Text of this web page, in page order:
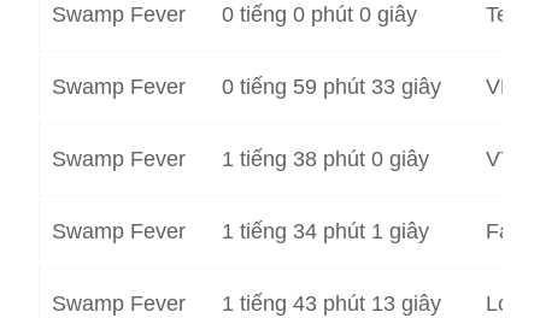
Swamp Fever 0 tiếng 0 phút 0 giây
Swamp Fever 0 tiếng 59 phút 33 giây
Swamp Fever 1 tiếng 38 phút 0 giây
Swamp Fever 1 tiếng 34 phút 1 giây
Swamp Fever 1 tiếng 43 phút 13 giây